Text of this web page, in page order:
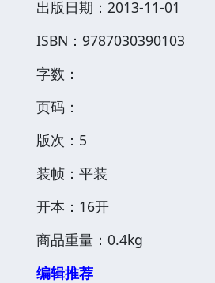
出版日期：2013-11-01
ISBN：9787030390103
字数：
页码：
版次：5
装帧：平装
开本：16开
商品重量：0.4kg
编辑推荐